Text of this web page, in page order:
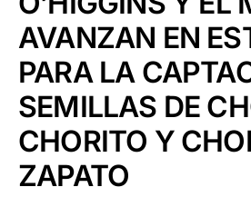
AVANZAN EN
PARA LA
SEMILLAS DE
CHORITO Y
ZAPATO